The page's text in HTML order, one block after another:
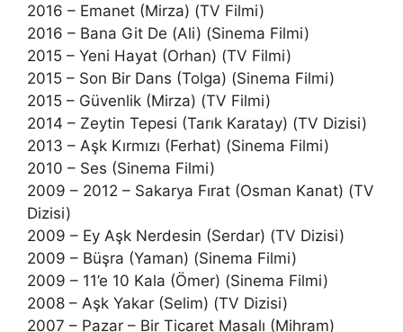
2016 – Emanet (Mirza) (TV Filmi)
2016 – Bana Git De (Ali) (Sinema Filmi)
2015 – Yeni Hayat (Orhan) (TV Filmi)
2015 – Son Bir Dans (Tolga) (Sinema Filmi)
2015 – Güvenlik (Mirza) (TV Filmi)
2014 – Zeytin Tepesi (Tarık Karatay) (TV Dizisi)
2013 – Aşk Kırmızı (Ferhat) (Sinema Filmi)
2010 – Ses (Sinema Filmi)
2009 – 2012 – Sakarya Fırat (Osman Kanat) (TV
Dizisi)
2009 – Ey Aşk Nerdesin (Serdar) (TV Dizisi)
2009 – Büşra (Yaman) (Sinema Filmi)
2009 – 11’e 10 Kala (Ömer) (Sinema Filmi)
2008 – Aşk Yakar (Selim) (TV Dizisi)
2007 – Pazar – Bir Ticaret Masalı (Mihram)